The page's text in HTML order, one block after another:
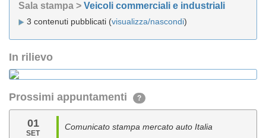
Sala stampa > Veicoli commerciali e industriali
3 contenuti pubblicati (visualizza/nascondi)
In rilievo
Prossimi appuntamenti ?
01
SET
Comunicato stampa mercato auto Italia